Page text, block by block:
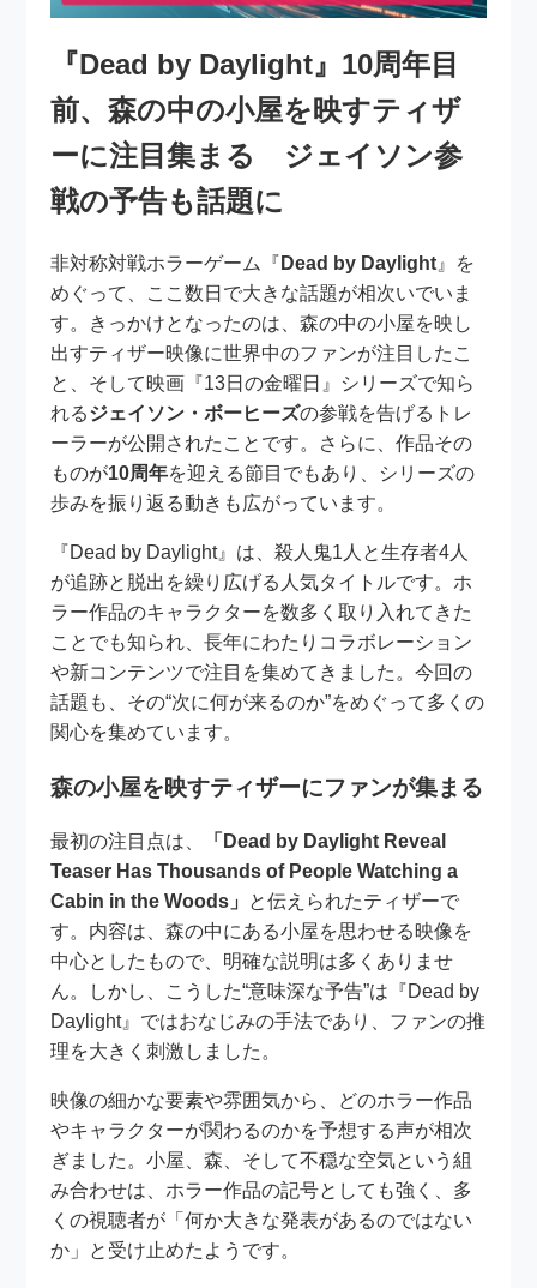
『Dead by Daylight』10周年目
前、森の中の小屋を映すティザ
ーに注目集まる ジェイソン参
戦の予告も話題に
非対称対戦ホラーゲーム『 Dead by Daylight 』を
めぐって、ここ数日で大きな話題が相次いでいま
す。きっかけとなったのは、森の中の小屋を映し
出すティザー映像に世界中のファンが注目したこ
と、そして映画『13日の金曜日』シリーズで知ら
れるジェイソン・ボーヒーズの参戦を告げるトレ
ーラーが公開されたことです。さらに、作品その
ものが10周年を迎える節目でもあり、シリーズの
歩みを振り返る動きも広がっています。
『Dead by Daylight』は、殺人鬼1人と生存者4人
が追跡と脱出を繰り広げる人気タイトルです。ホ
ラー作品のキャラクターを数多く取り入れてきた
ことでも知られ、長年にわたりコラボレーション
や新コンテンツで注目を集めてきました。今回の
話題も、その“次に何が来るのか”をめぐって多くの
関心を集めています。
森の小屋を映すティザーにファンが集まる
最初の注目点は、
「Dead by Daylight Reveal
Teaser Has Thousands of People Watching a
Cabin in the Woods」 と伝えられたティザーで
す。内容は、森の中にある小屋を思わせる映像を
中心としたもので、明確な説明は多くありませ
ん。しかし、こうした“意味深な予告”は『Dead by
Daylight』ではおなじみの手法であり、ファンの推
理を大きく刺激しました。
映像の細かな要素や雰囲気から、どのホラー作品
やキャラクターが関わるのかを予想する声が相次
ぎました。小屋、森、そして不穏な空気という組
み合わせは、ホラー作品の記号としても強く、多
くの視聴者が「何か大きな発表があるのではない
か」と受け止めたようです。